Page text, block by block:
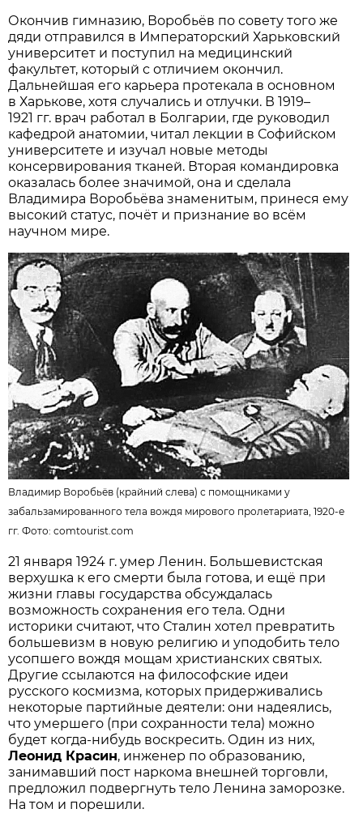
Окончив гимназию, Воробьёв по совету того же
дяди отправился в Императорский Харьковский
университет и поступил на медицинский
факультет, который с отличием окончил.
Дальнейшая его карьера протекала в основном
в Харькове, хотя случались и отлучки. В 1919–
1921 гг. врач работал в Болгарии, где руководил
кафедрой анатомии, читал лекции в Софийском
университете и изучал новые методы
консервирования тканей. Вторая командировка
оказалась более значимой, она и сделала
Владимира Воробьёва знаменитым, принеся ему
высокий статус, почёт и признание во всём
научном мире.
Владимир Воробьёв (крайний слева) с помощниками у
забальзамированного тела вождя мирового пролетариата, 1920-е
гг. Фото:comtourist.com
21 января 1924 г. умер Ленин. Большевистская
верхушка к его смерти была готова, и ещё при
жизни главы государства обсуждалась
возможность сохранения его тела. Одни
историки считают, что Сталин хотел превратить
большевизм в новую религию и уподобить тело
усопшего вождя мощам христианских святых.
Другие ссылаются на философские идеи
русского космизма, которых придерживались
некоторые партийные деятели: они надеялись,
что умершего (при сохранности тела) можно
будет когда-нибудь воскресить. Один из них,
Леонид Красин, инженер по образованию,
занимавший пост наркома внешней торговли,
предложил подвергнуть тело Ленина заморозке.
На том и порешили.